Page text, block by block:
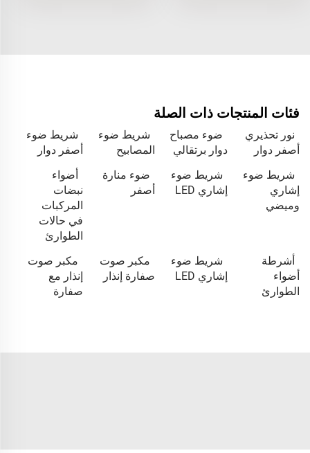
فئات المنتجات ذات الصلة
نور تحذيري
أصفر دوار
ضوء مصباح
دوار برتقالي
شريط ضوء
المصابيح
شريط ضوء
أصفر دوار
شريط ضوء
إشاري
وميضي
شريط ضوء
إشاري LED
ضوء منارة
أصفر
أضواء
نبضات
المركبات
في حالات
الطوارئ
أشرطة
أضواء
الطوارئ
شريط ضوء
إشاري LED
مكبر صوت
صفارة إنذار
مكبر صوت
إنذار مع
صفارة